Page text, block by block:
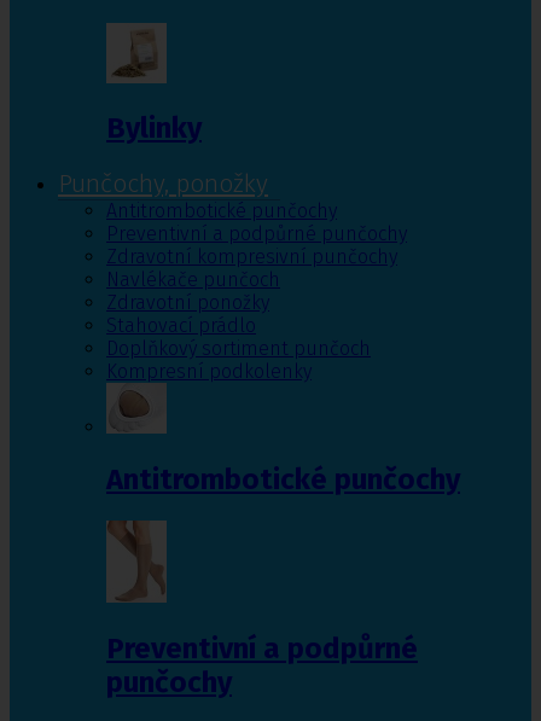
Bylinky
Punčochy, ponožky
Antitrombotické punčochy
Preventivní a podpůrné punčochy
Zdravotní kompresivní punčochy
Navlékače punčoch
Zdravotní ponožky
Stahovací prádlo
Doplňkový sortiment punčoch
Kompresní podkolenky
Antitrombotické punčochy
Preventivní a podpůrné
punčochy